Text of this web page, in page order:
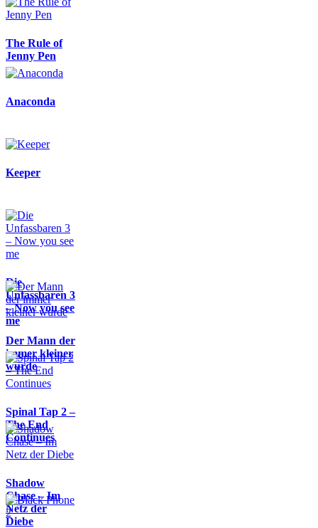
The Rule of
Jenny Pen
Anaconda
Keeper
Die
Unfassbaren 3
– Now you see
me
Der Mann der
immer kleiner
wurde
Spinal Tap 2 –
The End
Continues
Shadow
Chase – Im
Netz der
Diebe